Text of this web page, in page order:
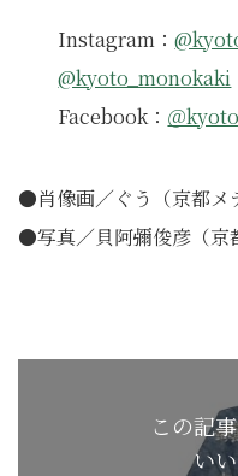
Instagram：
@kyoto_monokaki
Facebook： ＠
●肖像画／ぐう（京都メ
●写真／貝阿彌俊彦（京
この記
い